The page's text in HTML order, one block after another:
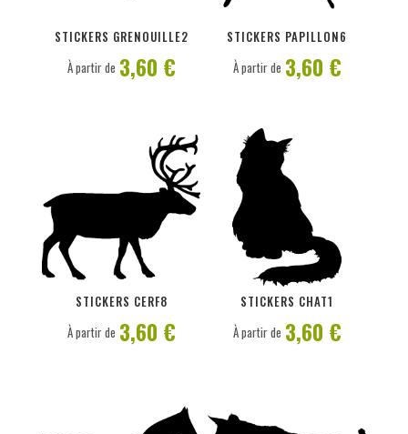
STICKERS GRENOUILLE2
À partir de 3,60 €
STICKERS PAPILLON6
À partir de 3,60 €
STICKERS CERF8
PERSONNALISER
À partir de 3,60 €
STICKERS CHAT1
PERSONNALISER
À partir de 3,60 €